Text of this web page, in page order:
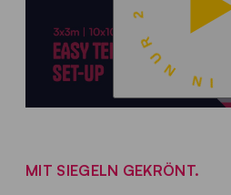
MIT SIEGELN GEKRÖNT.